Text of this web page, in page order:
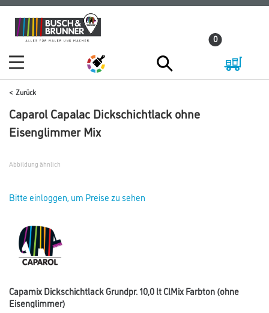
Zum
Inhalt
Zum
Navigationsmenü
0
Zurück
Caparol Capalac Dickschichtlack ohne
Eisenglimmer Mix
Abbildung ähnlich
Bitte einloggen, um Preise zu sehen
Capamix Dickschichtlack Grundpr. 10,0 lt ClMix Farbton (ohne
Eisenglimmer)